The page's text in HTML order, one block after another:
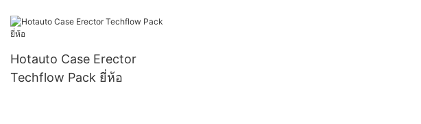
Hotauto Case Erector
Techflow Pack ยี่ห้อ